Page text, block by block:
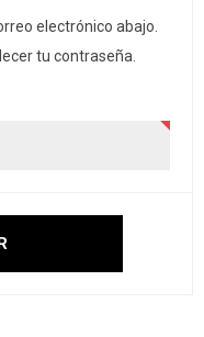
electrónico abajo.
tu contraseña.